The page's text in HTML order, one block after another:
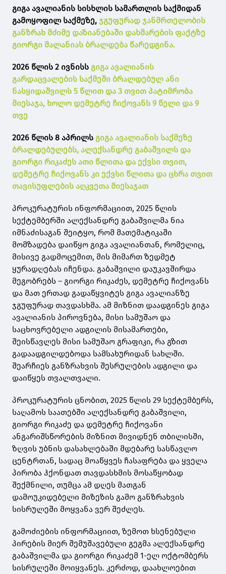
გიგა ავალიანის სისხლის სამართლის საქმიდან
გამოყოფილ საქმეზე, ჯგუფურად ჯანმრთელობის
განზრახ მძიმე დაზიანებაში დახმარების ფაქტზე
გიორგი მალანიას ბრალდება წარედგინა.
2026 წლის 2 ივნისს გიგა ავალიანის
გარდაცვალების საქმეში ბრალდებულ ანი
ნასყიდაშვილს 5 წლით და 3 თვით პატიმრობა
მიესაჯა, ხოლო დემეტრე ჩიქოვანს 9 წელი და 9
თვე
2026 წლის 8 აპრილს გიგა ავალიანის საქმეზე
ბრალდებულებს, ალექსანდრე გაბაშვილს და
გიორგი რიკაძეს ათი წლითა და ექვსი თვით,
დემეტრე ჩიქოვანს კი ექვსი წლითა და ცხრა თვით
თავისუფლების აღკვეთა მიესაჯათ
პროკურატურის ინფორმაციით, 2025 წლის
სექტემბერში ალექსანდრე გაბაშვილმა ნია
იმნაძისაგან შეიტყო, რომ მათემატიკაში
მომზადება დაიწყო გიგა ავალიანთან, რომელიც,
მისივე გადმოცემით, მის მიმართ ზედმეტ
ყურადღებას იჩენდა. გაბაშვილი დაუკავშირდა
მეგობრებს – გიორგი რიკაძეს, დემეტრე ჩიქოვანს
და მათ ერთად გადაწყვიტეს გიგა ავალიანზე
ჯგუფურად თავდასხმა. ამ მიზნით დაადგინეს გიგა
ავალიანის პიროვნება, მისი სამუშაო და
საცხოვრებელი ადგილის მისამართები,
შეისწავლეს მისი სამუშაო გრაფიკი, რა გზით
გადაადგილდებოდა სამსახურიდან სახლში.
შეარჩიეს განზრახვის შესრულების ადგილი და
დაიწყეს თვალთვალი.
პროკურატურის ცნობით, 2025 წლის 29 სექტემბერს,
საღამოს საათებში ალექსანდრე გაბაშვილი,
გიორგი რიკაძე და დემეტრე ჩიქოვანი
ანგარიშსწორების მიზნით მივიდნენ თბილისში,
ზღვის უბნის დასახლებაში მდებარე სასწავლო
ცენტრთან, სადაც მოაწყვეს ჩასაფრება და ყველა
პირობა ჰქონდათ თავდასხმის მოსაწყობად
შექმნილი, თუმცა ამ დღეს მათგან
დამოუკიდებელი მიზეზის გამო განზრახვის
სისრულეში მოყვანა ვერ შეძლეს.
გამოძიების ინფორმაციით, ზემოთ ხსენებული
პირების მიერ შემუშავებული გეგმა ალექსანდრე
გაბაშვილმა და გიორგი რიკაძემ 1-ელ ოქტომბერს
სისრულეში მოიყვანეს. კერძოდ, დაახლოებით